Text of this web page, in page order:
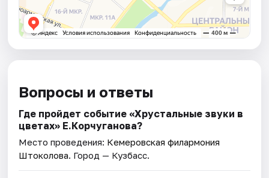
Вопросы и ответы
Где пройдет событие «Хрустальные звуки в
цветах» Е.Корчуганова?
Место проведения: Кемеровская филармония
Штоколова. Город — Кузбасс.